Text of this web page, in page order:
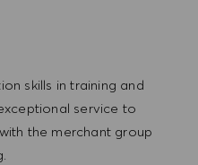
skills in training and
service to
the merchant group